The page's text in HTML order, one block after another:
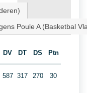
Poule A (Basketbal
DV DT DS Ptn
587 317 270 30